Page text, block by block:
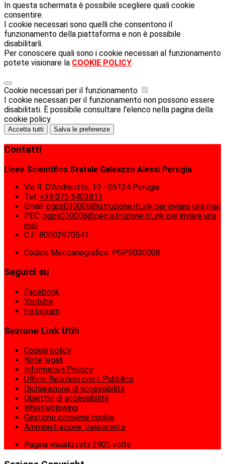
In questa schermata è possibile scegliere quali cookie
consentire.
I cookie necessari sono quelli che consentono il
funzionamento della piattaforma e non è possibile
disabilitarli.
Per conoscere quali sono i cookie necessari al funzionamento
potete visionare la COOKIE POLICY.
Cookie necessari per il funzionamento
I cookie necessari per il funzionamento non possono essere
disabilitati. È possibile consultare l'elenco nella pagina della
cookie policy.
Accetta tutti Salva le preferenze
Contatti
Liceo Scientifico Statale Galeazzo Alessi Perugia
Via R. D'Andreotto, 19 - 06124 Perugia
Tel: +39 075 5403811
Email: pgps030008@istruzione.itLink per inviare una mail
PEC: pgps030008@pec.istruzione.itLink per inviare una
mail
C.F.: 80002970541
Codice Meccanografico: PGPS030008
Seguici su
Facebook
Youtube
Instagram
Sezione Link Utili
Cookie policy
Note legali
Informativa Privacy
Ufficio Relazioni con il Pubblico
Dichiarazione di accessibilità
Obiettivi di accessibilità
Whistleblowing
Gestione consensi cookie
Amministrazione trasparente
Pagina visualizzata 2905 volte